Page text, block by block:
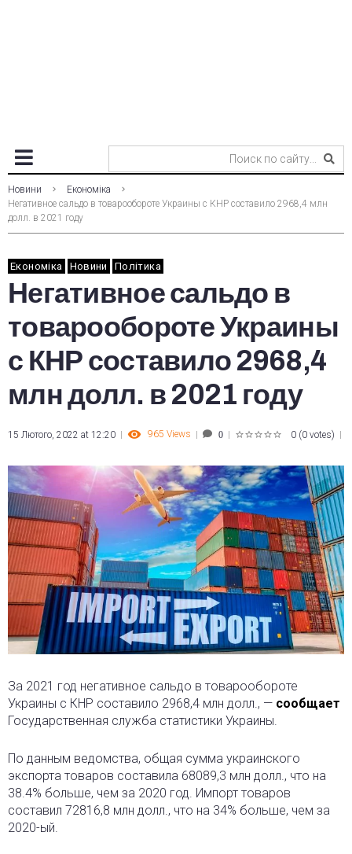
Новини
Економіка
Негативное сальдо в товарообороте Украины с КНР составило 2968,4 млн
долл. в 2021 году
Економіка Новини Політика
Негативное сальдо в
товарообороте Украины
с КНР составило 2968,4
млн долл. в 2021 году
15 Лютого, 2022 at 12:20 965 Views 0 0 (0 votes)
За 2021 год негативное сальдо в товарообороте
Украины с КНР составило 2968,4 млн долл., — сообщает
Государственная служба статистики Украины.
По данным ведомства, общая сумма украинского
экспорта товаров составила 68089,3 млн долл., что на
38.4% больше, чем за 2020 год. Импорт товаров
составил 72816,8 млн долл., что на 34% больше, чем за
2020-ый.